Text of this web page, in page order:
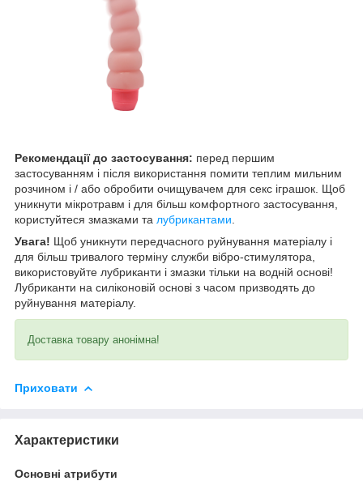
Рекомендації до застосування: перед першим
застосуванням і після використання помити теплим мильним
розчином і / або обробити очищувачем для секс іграшок. Щоб
уникнути мікротравм і для більш комфортного застосування,
користуйтеся змазками та лубрикантами
Увага! Щоб уникнути передчасного руйнування матеріалу і
для більш тривалого терміну служби вібро-стимулятора,
використовуйте лубриканти і змазки тільки на водній основі!
Лубриканти на силіконовій основі з часом призводять до
руйнування матеріалу.
Доставка товару анонімна!
Приховати
Характеристики
Основні атрибути